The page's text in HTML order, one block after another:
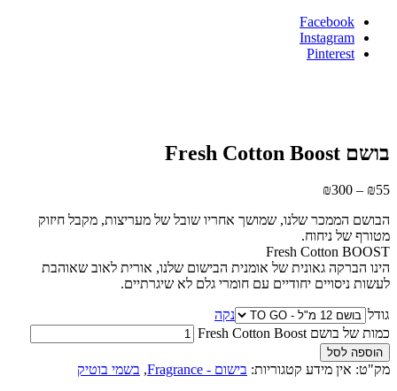
Facebook
Instagram
Pinterest
בושם Fresh Cotton Boost
₪55
–
₪300
הבושם הממכר שלנו, שמושך אחריו שובל של מעריצות, מקבל חיזוק
מטורף של ניחוח.
Fresh Cotton BOOST
הינו הברקה גאונית של אומנית הבישום שלנו, אורית לאוב שאוהבת
לעשות ניסויים יחודיים עם חומרי גלם לא שיגרתיים.
גודל
נקה
כמות של בושם Fresh Cotton Boost
הוספה לסל
מק"ט: אין מידע קטגוריות: בישום - Fragrance , בשמי בוטיק